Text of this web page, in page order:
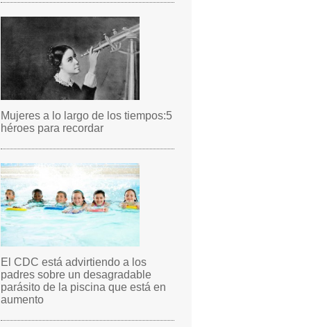
Mujeres a lo largo de los tiempos:5
héroes para recordar
El CDC está advirtiendo a los
padres sobre un desagradable
parásito de la piscina que está en
aumento